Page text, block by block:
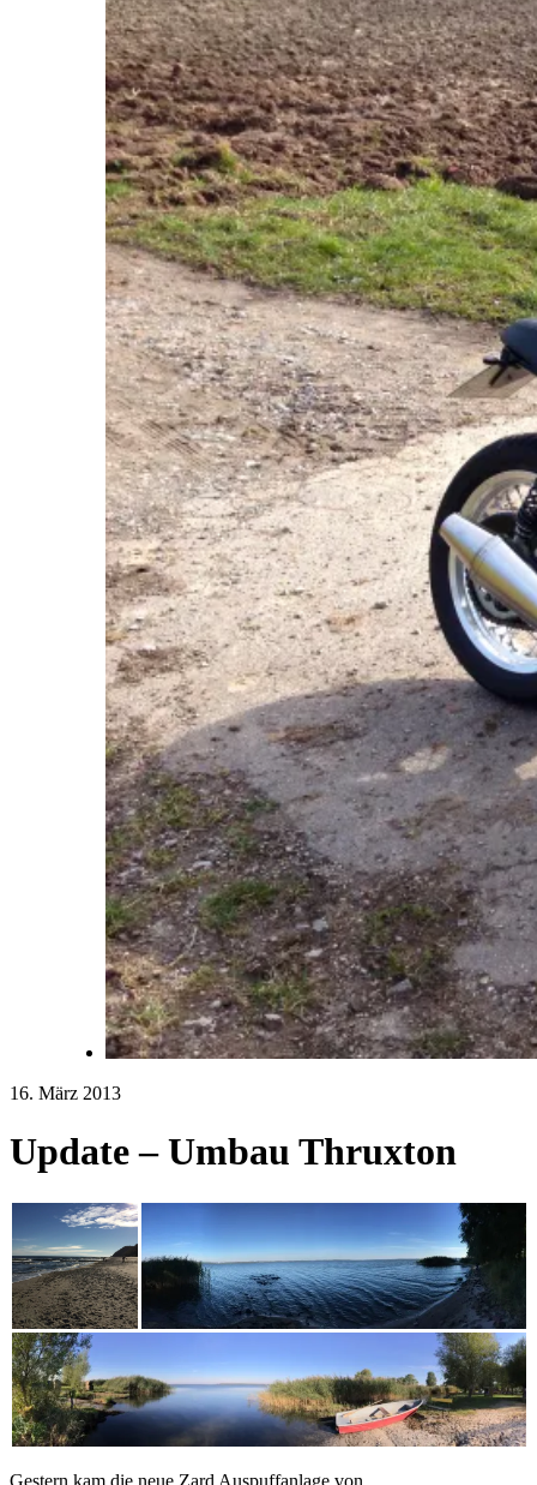
16. März 2013
Update – Umbau Thruxton
Gestern kam die neue Zard Auspuffanlage von